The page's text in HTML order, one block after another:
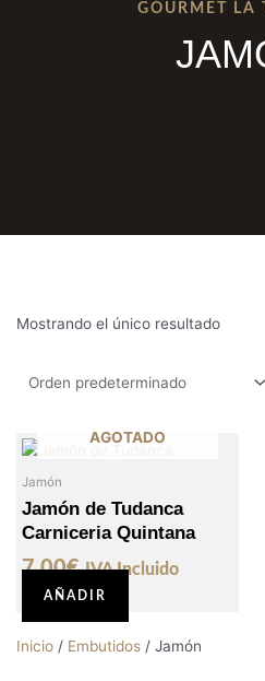
GOURMET LA
Mostrando el único resultado
AGOTADO
Jamón
Jamón de Tudanca
Carniceria Quintana
7,00€ IVA Incluido
AÑADIR
Inicio / Embutidos / Jamón